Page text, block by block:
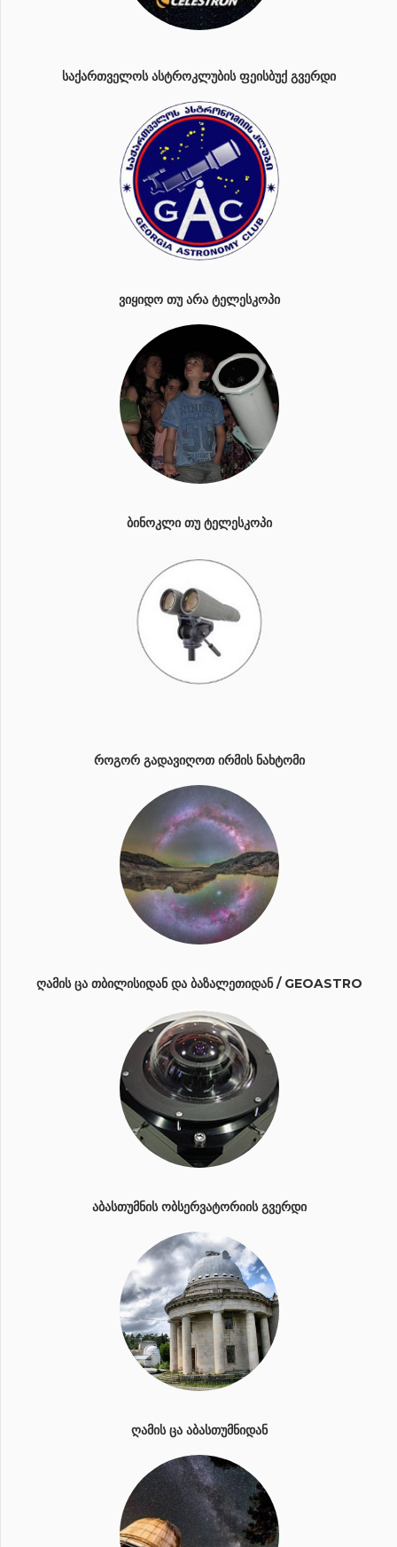
ᲡᲐᲥᲐᲠᲗᲕᲔᲚᲝᲡ ᲐᲡᲢᲠᲝᲙᲚᲣᲑᲘᲡ ᲤᲔᲘᲡᲑᲣᲥ ᲒᲕᲔᲠᲓᲘ
ᲕᲘᲧᲘᲓᲝ ᲗᲣ ᲐᲠᲐ ᲢᲔᲚᲔᲡᲙᲝᲞᲘ
ᲑᲘᲜᲝᲙᲚᲘ ᲗᲣ ᲢᲔᲚᲔᲡᲙᲝᲞᲘ
ᲠᲝᲒᲝᲠ ᲒᲐᲓᲐᲕᲘᲦᲝᲗ ᲘᲠᲛᲘᲡ ᲜᲐᲮᲢᲝᲛᲘ
ᲦᲐᲛᲘᲡ ᲪᲐ ᲗᲑᲘᲚᲘᲡᲘᲓᲐᲜ ᲓᲐ ᲑᲐᲖᲐᲚᲔᲗᲘᲓᲐᲜ / GEOASTRO
ᲐᲑᲐᲡᲗᲣᲛᲜᲘᲡ ᲝᲑᲡᲔᲠᲕᲐᲢᲝᲠᲘᲘᲡ ᲒᲕᲔᲠᲓᲘ
ᲦᲐᲛᲘᲡ ᲪᲐ ᲐᲑᲐᲡᲗᲣᲛᲜᲘᲓᲐᲜ